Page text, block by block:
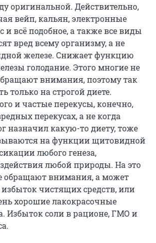
оригинальной. Действительно,
вейп, кальян, электронные
и всё подобное, а также все виды
вред всему организму, а не
железе. Снижает функцию
голодание. Этого многие не
внимания, поэтому так
только на строгой диете.
и частые перекусы, конечно,
перекусах, а не когда
назначил какую-то диету, тоже
на функции щитовидной
любого генеза,
любой природы. На это
обращают внимания, а может
чистящих средств, или
хорошие лакокрасочные
Избыток соли в рационе, ГМО и